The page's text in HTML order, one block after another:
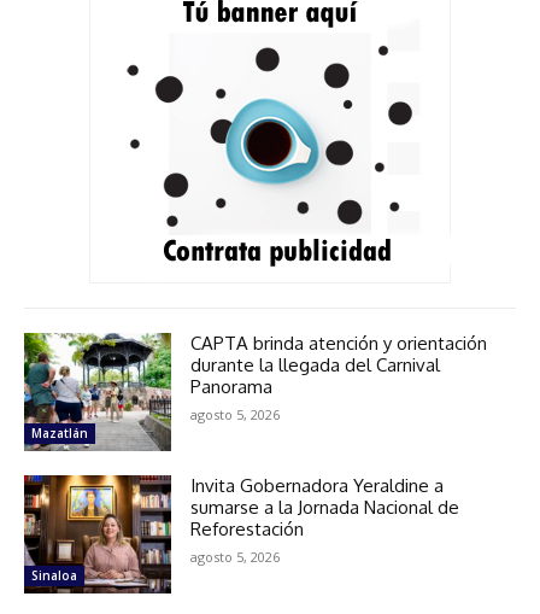
Mazatlán
CAPTA brinda atención y orientación
durante la llegada del Carnival
Panorama
agosto 5, 2026
Sinaloa
Invita Gobernadora Yeraldine a
sumarse a la Jornada Nacional de
Reforestación
agosto 5, 2026